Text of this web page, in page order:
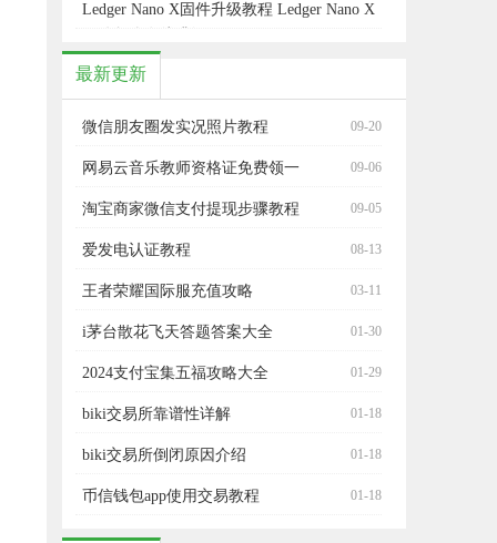
Ledger Nano X固件升级教程 Ledger Nano X
最新更新
微信朋友圈发实况照片教程 09-20
网易云音乐教师资格证免费领一
09-06
淘宝商家微信支付提现步骤教程 09-05
爱发电认证教程 08-13
王者荣耀国际服充值攻略 03-11
i茅台散花飞天答题答案大全 01-30
2024支付宝集五福攻略大全 01-29
biki交易所靠谱性详解 01-18
biki交易所倒闭原因介绍 01-18
币信钱包app使用交易教程 01-18